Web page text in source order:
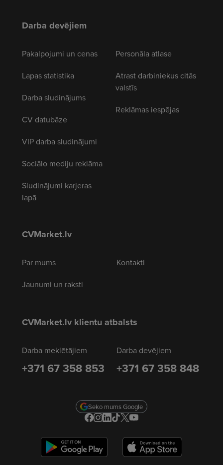
Darba devējiem
Pakalpojumi un cenas
Lapas statistika
Darba sludinājums
CV datubāze
VIP darba sludinājumi
Sociālo mediju reklāma
Sludinājumi karjeras
lapā
Personāla atlase
Atrast darbiniekus citās
valstīs
Reklāmas iespējas
CVMarket.lv
Par mums
Jaunumi un raksti
Kontakti
CVMarket.lv klientu atbalsts
Darba meklētājiem
+371 67 358 853
Darba devējiem
+371 67 358 848
Seko mums Google